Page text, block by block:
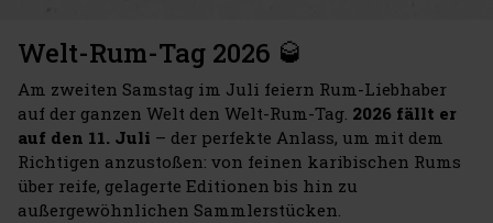
Welt-Rum-Tag 2026 🥃
Am zweiten Samstag im Juli feiern Rum-Liebhaber
auf der ganzen Welt den Welt-Rum-Tag. 2026 fällt er
auf den 11. Juli – der perfekte Anlass, um mit dem
Richtigen anzustoßen: von feinen karibischen Rums
über reife, gelagerte Editionen bis hin zu
außergewöhnlichen Sammlerstücken.